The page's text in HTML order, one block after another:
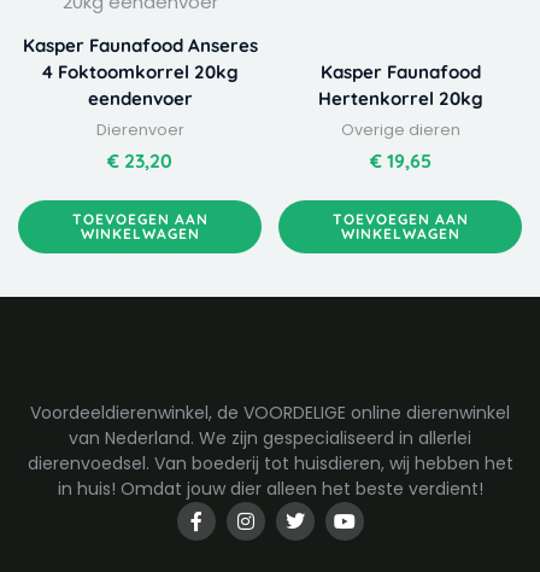
Kasper Faunafood Anseres
4 Foktoomkorrel 20kg
eendenvoer
Dierenvoer
€ 23,20
TOEVOEGEN AAN
WINKELWAGEN
Kasper Faunafood
Hertenkorrel 20kg
Overige dieren
€19,65
TOEVOEGEN AAN
WINKELWAGEN
Voordeeldierenwinkel, de VOORDELIGE online dierenwinkel
van Nederland. We zijn gespecialiseerd in allerlei
dierenvoedsel. Van boederij tot huisdieren, wij hebben het
in huis! Omdat jouw dier alleen het beste verdient!
F
a
c
I
n
s
T
w
i
Y
o
u